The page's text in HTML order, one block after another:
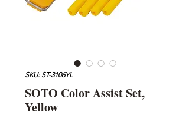
SKU: ST-3106YL
SOTO Color Assist Set,
Yellow